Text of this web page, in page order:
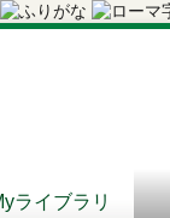
ライブラリ